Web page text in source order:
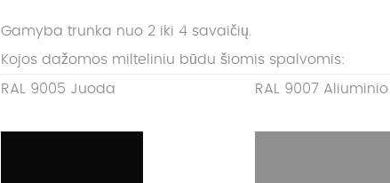
Gamyba trunka nuo 2 iki 4 savaičių.
Kojos dažomos milteliniu būdu šiomis spalvomis:
RAL 9005 Juoda RAL 9007 Aliuminio